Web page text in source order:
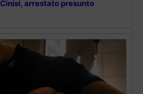
arrestato presunto